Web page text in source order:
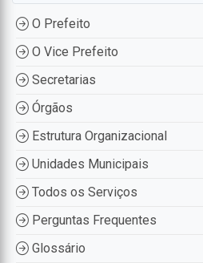
O Prefeito
O Vice Prefeito
Secretarias
Órgãos
Estrutura Organizacional
Unidades Municipais
Todos os Serviços
Perguntas Frequentes
Glossário